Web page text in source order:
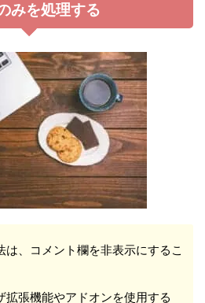
みを処理する
は、コメント欄を非表示にするこ
拡張機能やアドオンを使用する